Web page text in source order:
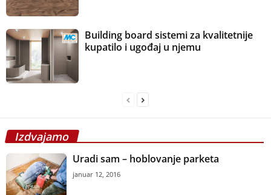
Building board sistemi za kvalitetnije
kupatilo i ugođaj u njemu
Izdvajamo
Uradi sam – hoblovanje parketa
januar 12, 2016